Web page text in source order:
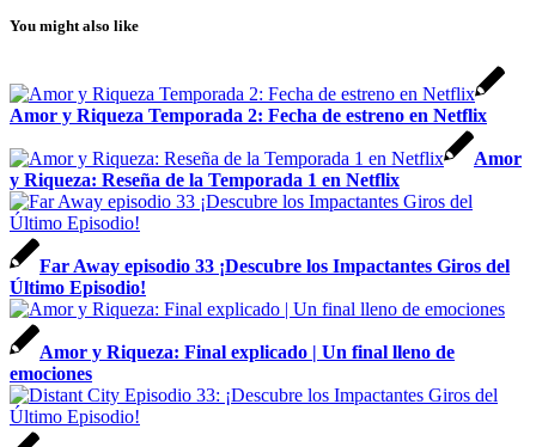
You might also like
Amor y Riqueza Temporada 2: Fecha de estreno en Netflix
Amor
y Riqueza: Reseña de la Temporada 1 en Netflix
Far Away episodio 33 ¡Descubre los Impactantes Giros del
Último Episodio!
Amor y Riqueza: Final explicado | Un final lleno de
emociones